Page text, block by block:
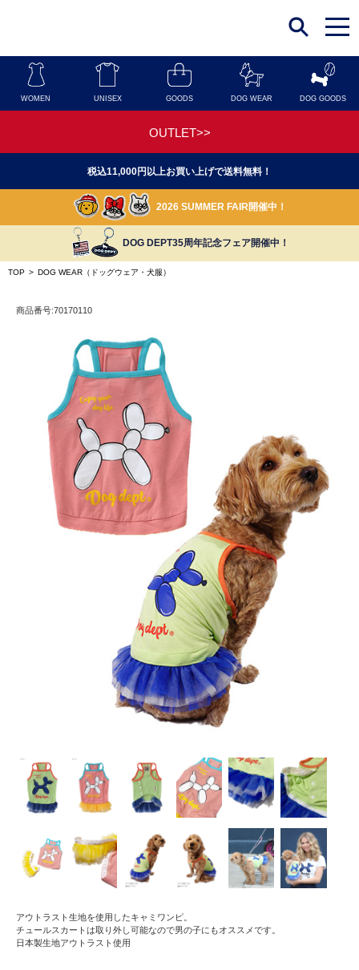
t
o
g
n
a
o
WOMEN UNISEX GOODS DOG WEAR DOG GOODS
OUTLET>>
税込11,000円以上お買い上げで送料無料！
2026 SUMMER FAIR開催中！
DOG DEPT35周年記念フェア開催中！
TOP > DOG WEAR（ドッグウェア・犬服）
商品番号:70170110
アウトラスト生地を使用したキャミワンピ。
チュールスカートは取り外し可能なので男の子にもオススメです。
日本製生地アウトラスト使用